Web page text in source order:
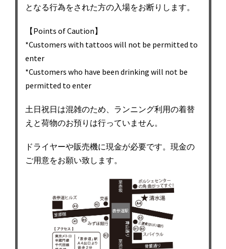
となる行為をされた方の入場をお断りします。
【Points of Caution】
*Customers with tattoos will not be permitted to
enter
*Customers who have been drinking will not be
permitted to enter
土日祝日は混雑のため、ランニング利用の着替
えと荷物のお預りは行っていません。
ドライヤーや販売機に現金が必要です。現金の
ご用意をお願い致します。